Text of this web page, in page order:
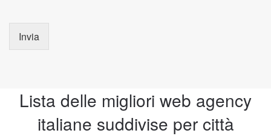
Invia
Lista delle migliori web agency
italiane suddivise per città